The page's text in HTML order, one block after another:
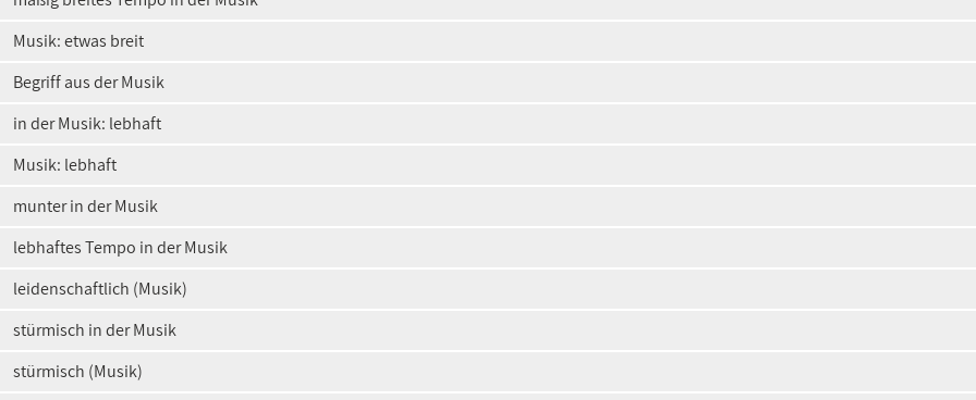
Musik: etwas breit
Begriff aus der Musik
in der Musik: lebhaft
Musik: lebhaft
munter in der Musik
lebhaftes Tempo in der Musik
leidenschaftlich (Musik)
stürmisch in der Musik
stürmisch (Musik)